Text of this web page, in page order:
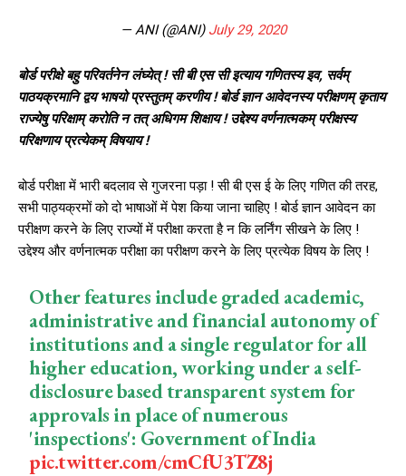
— ANI (@ANI) July 29, 2020
बोर्ड परीक्षे बहु परिवर्तनेन लंघ्येत् ! सी बी एस सी इत्याय गणितस्य इव, सर्वम्
पाठयक्रमानि द्वय भाषयो प्रस्तुतम् करणीय ! बोर्ड ज्ञान आवेदनस्य परीक्षणम् कृताय
राज्येषु परिक्षाम् करोति न तत् अधिगम शिक्षाय ! उद्देश्य वर्णनात्मकम् परीक्षस्य
परिक्षणाय प्रत्येकम् विषयाय !
बोर्ड परीक्षा में भारी बदलाव से गुजरना पड़ा ! सी बी एस ई के लिए गणित की तरह,
सभी पाठ्यक्रमों को दो भाषाओं में पेश किया जाना चाहिए ! बोर्ड ज्ञान आवेदन का
परीक्षण करने के लिए राज्यों में परीक्षा करता है न कि लर्निंग सीखने के लिए !
उद्देश्य और वर्णनात्मक परीक्षा का परीक्षण करने के लिए प्रत्येक विषय के लिए !
Other features include graded academic,
administrative and financial autonomy of
institutions and a single regulator for all
higher education, working under a self-
disclosure based transparent system for
approvals in place of numerous
'inspections': Government of India
pic.twitter.com/cmCfU3TZ8j